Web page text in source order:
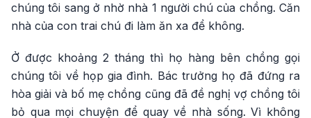
chúng tôi sang ở nhờ nhà 1 người chú của chồng. Căn
nhà của con trai chú đi làm ăn xa để không.
Ở được khoảng 2 tháng thì họ hàng bên chồng gọi
chúng tôi về họp gia đình. Bác trưởng họ đã đứng ra
hòa giải và bố mẹ chồng cũng đã đề nghị vợ chồng tôi
bỏ qua mọi chuyện để quay về nhà sống. Vì không